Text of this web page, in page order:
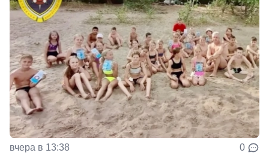
вчера в 13:38 0